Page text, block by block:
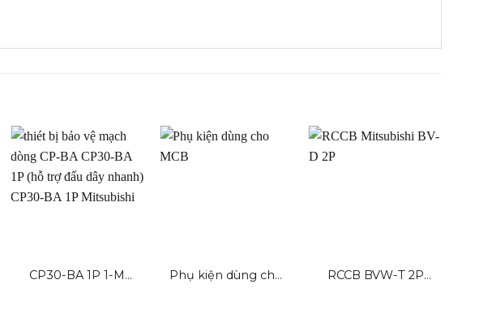
CP30-BA 1P 1-M
Phụ kiện dùng cho
RCCB BVW-T 2P